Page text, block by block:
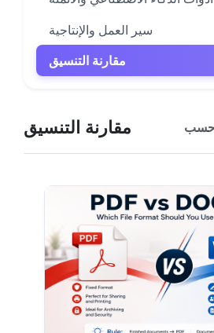
سير العمل والإنتاجية
مقارنة التنسيق
مقارنة التنسيق